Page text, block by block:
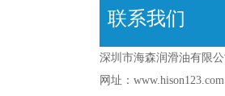
联系我们
深圳市海森润滑油有限公
网址：www.hison123.com